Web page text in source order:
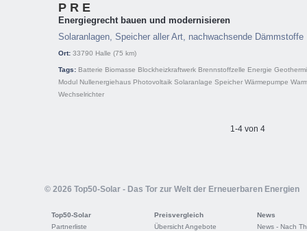
P R E
Energiegrecht bauen und modernisieren
Solaranlagen, Speicher aller Art, nachwachsende Dämmstoffe
Ort: 33790 Halle (75 km)
Tags: Batterie Biomasse Blockheizkraftwerk Brennstoffzelle Energie
Modul Nullenergiehaus Photovoltaik Solaranlage Speicher Wärmepumpe
Wechselrichter
1-4 von 4
© 2026 Top50-Solar - Das Tor zur Welt der Erneuerbaren Energien
Top50-Solar
Partnerliste
Preisvergleich
Übersicht Angebote
News
News - Nach